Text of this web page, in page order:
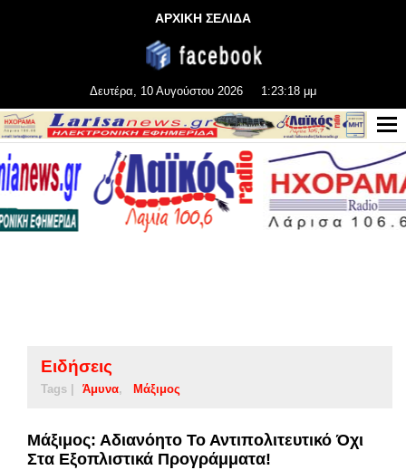
ΑΡΧΙΚΗ ΣΕΛΙΔΑ
Δευτέρα, 10 Αυγούστου 2026 1:23:19 μμ
Ειδήσεις
Tags | Άμυνα Μάξιμος
Μάξιμος: Αδιανόητο Το Αντιπολιτευτικό Όχι
Στα Εξοπλιστικά Προγράμματα!